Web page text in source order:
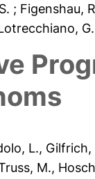
; Figenshau,
L., Gilfrich,
M.,